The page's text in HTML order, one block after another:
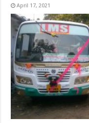
April 17, 2021